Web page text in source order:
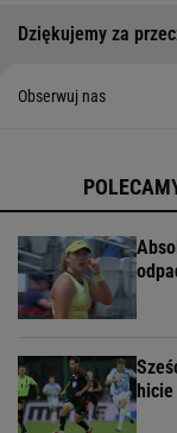
Dziękujemy za
Obserwuj nas